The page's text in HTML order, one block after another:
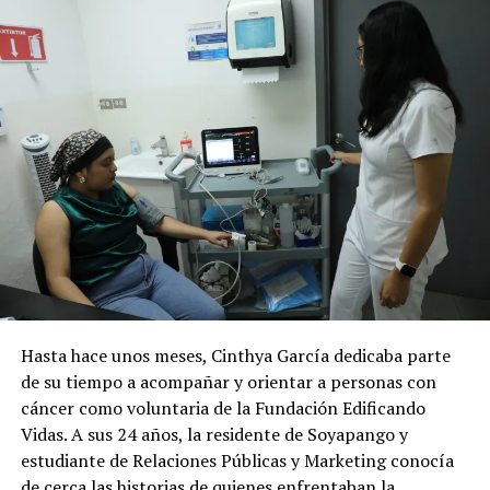
conmigo para afuera'», recordó sobre las palabras que
dirigió a Pedro mientras retiraban los escombros.
Roa explicó que al momento del terremoto descansaba
en su vivienda en Caracas cuando un sobrino le informó
que su expareja estaba desaparecida en La Guaira. De
inmediato tomó su motocicleta para buscarla. Aunque
ella fue localizada con vida, decidió permanecer en la
zona al observar la magnitud de la tragedia.
Posteriormente se unió a Enmanuel Andrade, José Luis
Fonseca, Carlos Alexander Marval Balza y otros
rescatistas voluntarios que, pese a no contar con
equipos especializados, comenzaron las labores de
búsqueda entre los edificios colapsados.
Pedro aseguró que nunca olvidará la pregunta que
escuchó desde los escombros: «¿Hay alguien allí?».
Respondió con un grito pidiendo ayuda.
Hasta hace unos meses, Cinthya García dedicaba parte
de su tiempo a acompañar y orientar a personas con
cáncer como voluntaria de la Fundación Edificando
Vidas. A sus 24 años, la residente de Soyapango y
estudiante de Relaciones Públicas y Marketing conocía